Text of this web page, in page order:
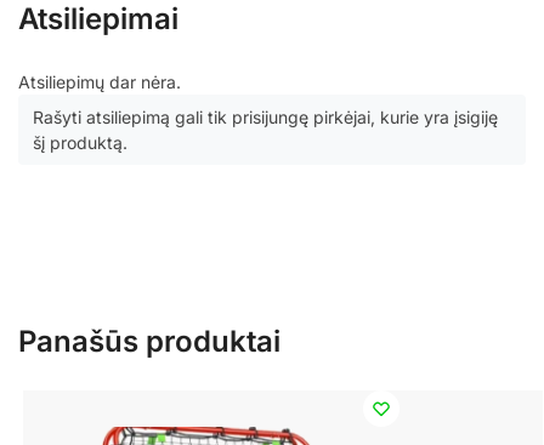
Atsiliepimai
Atsiliepimų dar nėra.
Rašyti atsiliepimą gali tik prisijungę pirkėjai, kurie yra įsigiję
šį produktą.
Panašūs produktai